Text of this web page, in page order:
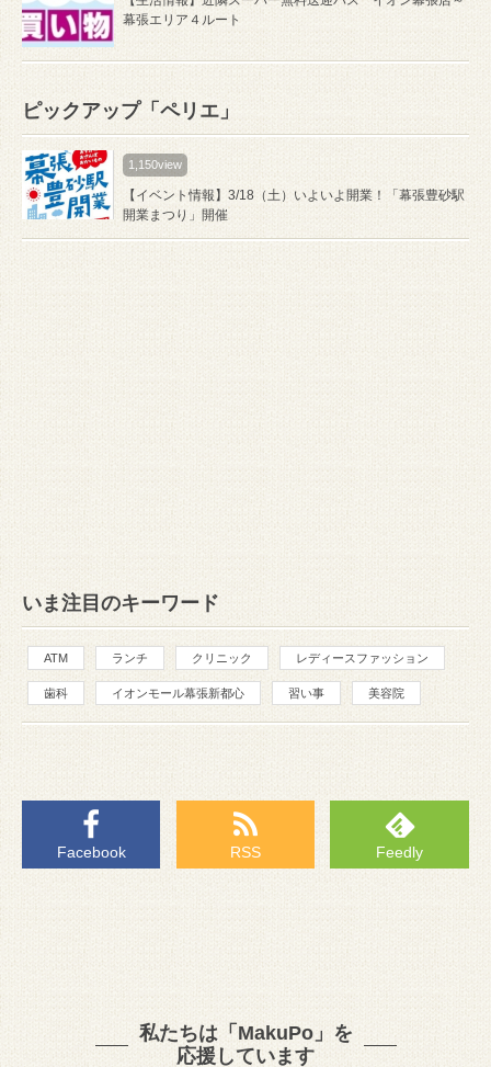
幕張エリア４ルート
ピックアップ「ペリエ」
1,150view
【イベント情報】3/18（土）いよいよ開業！「幕張豊砂駅
開業まつり」開催
いま注目のキーワード
ATM ランチ クリニック レディースファッション
歯科 イオンモール幕張新都心 習い事 美容院
Facebook RSS Feedly
私たちは「MakuPo」を
応援しています